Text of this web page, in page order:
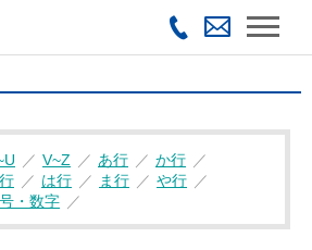
V~Z あ行
か行
は行 ま行
や行
・数字